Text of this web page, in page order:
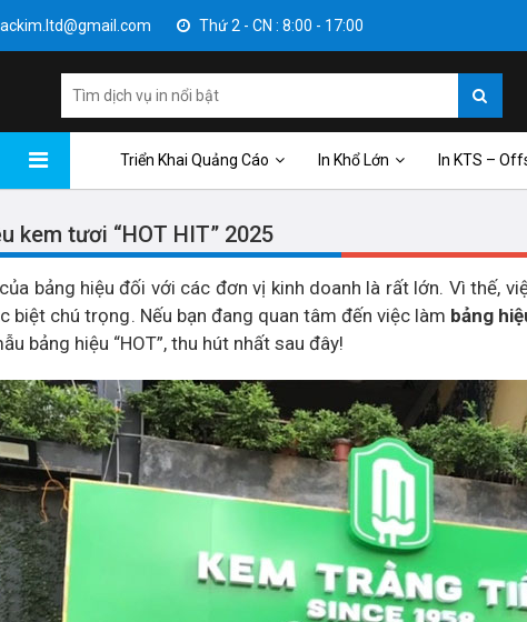
Thứ 2 - CN : 8:00 - 17:00
Triển Khai Quảng Cáo In Khổ Lớn In KTS –
kem tươi “HOT HIT” 2025
bảng hiệu đối với các đơn vị kinh doanh là rất lớn. Vì thế,
biệt chú trọng. Nếu bạn đang quan tâm đến việc làm bảng
bảng hiệu “HOT”, thu hút nhất sau đây!